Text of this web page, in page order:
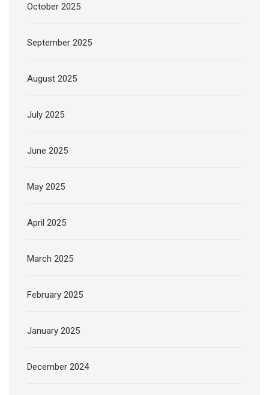
October 2025
September 2025
August 2025
July 2025
June 2025
May 2025
April 2025
March 2025
February 2025
January 2025
December 2024